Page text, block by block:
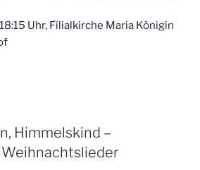
Uhr, Filialkirche Maria Königin
Himmelskind –